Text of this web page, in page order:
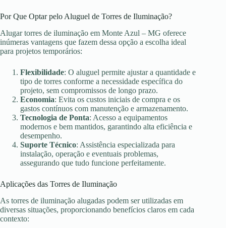
Por Que Optar pelo Aluguel de Torres de Iluminação?
Alugar torres de iluminação em Monte Azul – MG oferece
inúmeras vantagens que fazem dessa opção a escolha ideal
para projetos temporários:
Flexibilidade: O aluguel permite ajustar a quantidade e
tipo de torres conforme a necessidade específica do
projeto, sem compromissos de longo prazo.
Economia: Evita os custos iniciais de compra e os
gastos contínuos com manutenção e armazenamento.
Tecnologia de Ponta: Acesso a equipamentos
modernos e bem mantidos, garantindo alta eficiência e
desempenho.
Suporte Técnico: Assistência especializada para
instalação, operação e eventuais problemas,
assegurando que tudo funcione perfeitamente.
Aplicações das Torres de Iluminação
As torres de iluminação alugadas podem ser utilizadas em
diversas situações, proporcionando benefícios claros em cada
contexto: